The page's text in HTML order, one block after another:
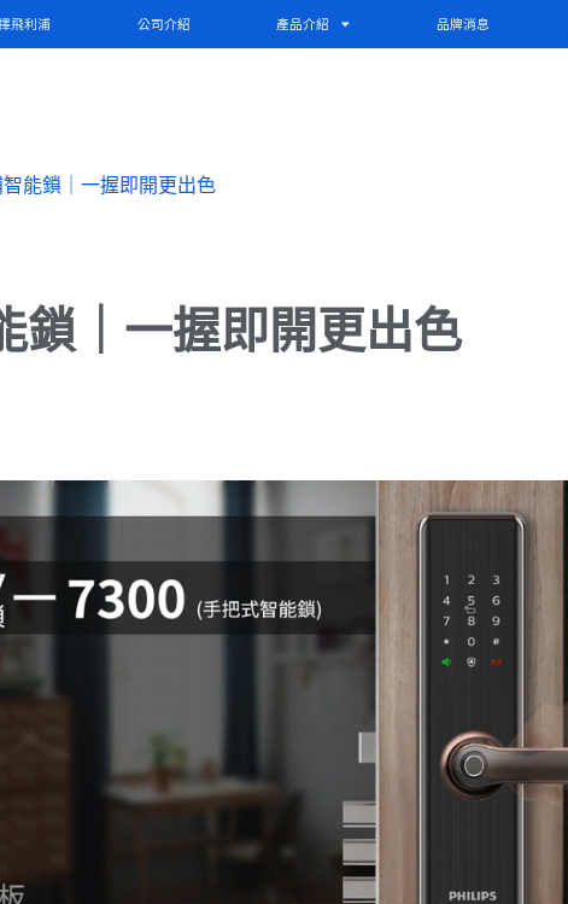
飛利浦 公司介紹 產品介紹 品牌消息
能鎖｜一握即開更出色
鎖｜一握即開更出色